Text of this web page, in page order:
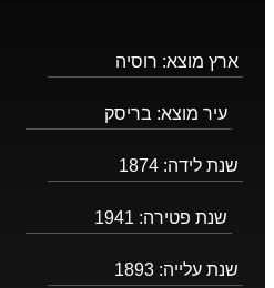
ארץ מוצא: רוסיה
עיר מוצא: בריסק
שנת לידה: 1874
שנת פטירה: 1941
שנת עלייה: 1893